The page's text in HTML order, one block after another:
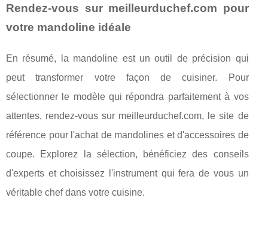
Rendez-vous sur meilleurduchef.com pour
votre mandoline idéale
En résumé, la mandoline est un outil de précision qui
peut transformer votre façon de cuisiner. Pour
sélectionner le modèle qui répondra parfaitement à vos
attentes, rendez-vous sur meilleurduchef.com, le site de
référence pour l'achat de mandolines et d'accessoires de
coupe. Explorez la sélection, bénéficiez des conseils
d'experts et choisissez l'instrument qui fera de vous un
véritable chef dans votre cuisine.